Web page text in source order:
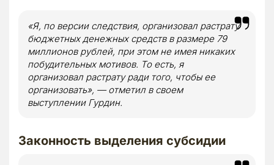
«Я, по версии следствия, организовал растрату
бюджетных денежных средств в размере 79
миллионов рублей, при этом не имея никаких
побудительных мотивов. То есть, я
организовал растрату ради того, чтобы ее
организовать», — отметил в своем
выступлении Гурдин.
Законность выделения субсидии